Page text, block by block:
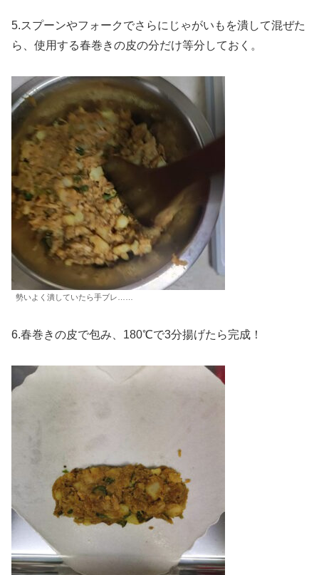
5.スプーンやフォークでさらにじゃがいもを潰して混ぜた
ら、使用する春巻きの皮の分だけ等分しておく。
勢いよく潰していたら手ブレ……
6.春巻きの皮で包み、180℃で3分揚げたら完成！